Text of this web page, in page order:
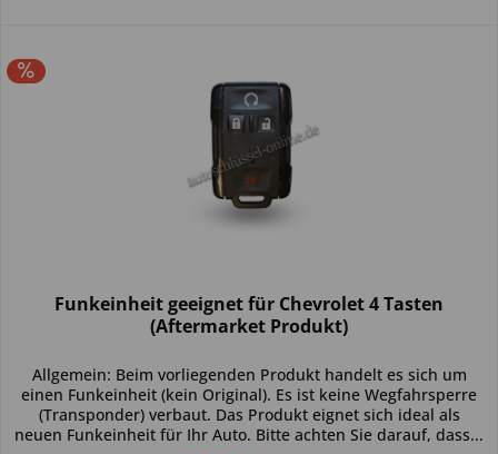
Funkeinheit geeignet für Chevrolet 4 Tasten
(Aftermarket Produkt)
Allgemein: Beim vorliegenden Produkt handelt es sich um
einen Funkeinheit (kein Original). Es ist keine Wegfahrsperre
(Transponder) verbaut. Das Produkt eignet sich ideal als
neuen Funkeinheit für Ihr Auto. Bitte achten Sie darauf, dass...